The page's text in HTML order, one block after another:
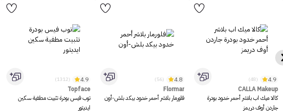
4.9
(48)
CALLA Makeup
كالا ميك اب بلاشر أحمر خدود بودرة
جاردن أوف دريمز
4.8
(56)
Flormar
فلورمار بلاشر أحمر خدود بيكد بلش-أون
4.9
(1312)
Topface
توب فيس بودرة تثبيت مطفية سكين
ايديتور